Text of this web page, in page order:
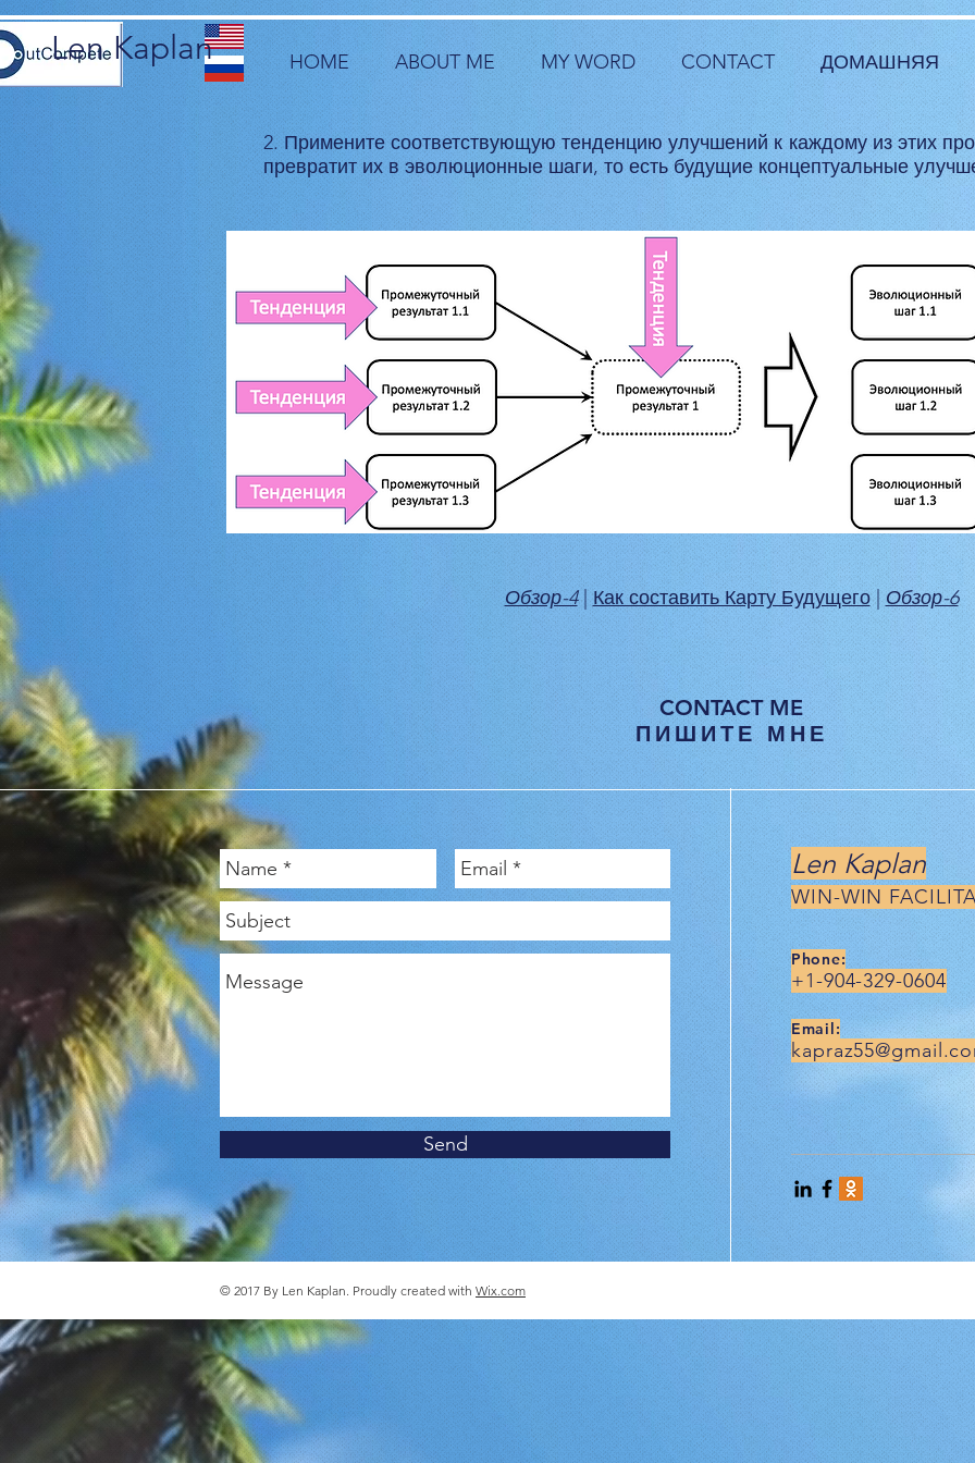
Len Kaplan HOME ABOUT ME MY WORD CONTACT ДОМАШНЯЯ
2. Примените соответствующую тенденцию улучшений к каждому из этих
превратит их в эволюционные шаги, то есть будущие концептуальные
Обзор-4|Как составить Карту Будущего| Обзор-6
CONTACT ME
ПИШИТЕ МНЕ
Len Kaplan
WIN-WIN
Phone:
+1-904-329-0604
Email:
© 2017 By Len Kaplan. Proudly created with Wix.com
Send